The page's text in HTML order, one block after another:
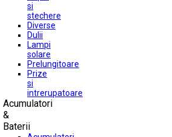
si
stechere
Diverse
Dulii
Lampi
solare
Prelungitoare
Prize
si
intrerupatoare
Acumulatori
&
Baterii